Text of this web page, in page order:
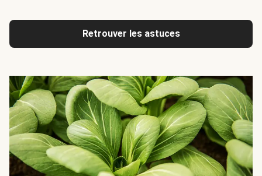
Retrouver les astuces